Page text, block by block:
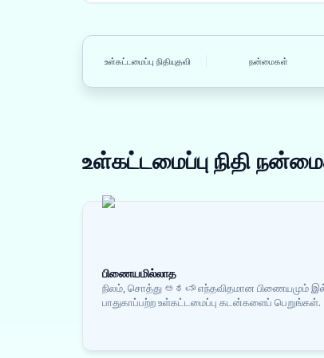
உள்கட்டமைப்பு நிதியுதவி நன்மைகள்
உள்கட்டமைப்பு நிதி
பிணையமில்லாத
நிலம், சொத்து ಅಥವಾ எந்தவிதமான பிணையமும்
பாதுகாப்பற்ற உள்கட்டமைப்பு கடன்களைப் பெறுங்கள்.